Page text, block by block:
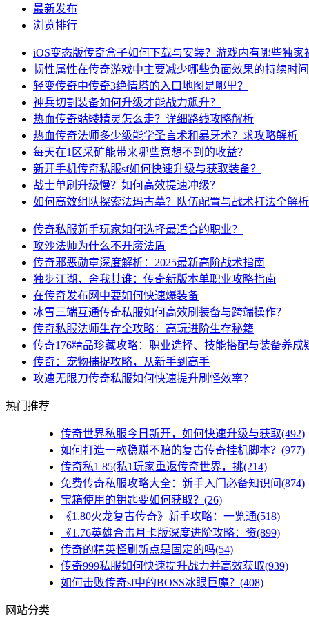
最新发布
浏览排行
iOS变态版传奇盒子如何下载与安装？游戏内有哪些独家
韧性属性在传奇游戏中主要减少哪些负面效果的持续时间
轻变传奇中传奇3绝情塔的入口地图是哪里？
神兵切割装备如何升级才能战力飙升？
热血传奇骷髅精灵怎么走？详细路线攻略解析
热血传奇法师多少级能学圣言术和暴牙术？求攻略解析
每天在1区采矿能带来哪些意想不到的收益？
新开手机传奇私服sf如何快速升级与获取装备？
战士单刷升级慢？如何高效提速冲级？
如何高效组队探索法玛古墓？队伍配置与战术打法全解析
传奇私服新手玩家如何选择最适合的职业？
攻沙法师为什么不开魔法盾
传奇邪恶勋章深度解析：2025最新高阶战术指南
独步江湖，舍我其谁：传奇新版本单职业攻略指南
在传奇发布网中要如何快速爆装备
冰雪三端互通传奇私服如何高效刷装备与跨端操作？
传奇私服法师生存全攻略：高玩进阶生存秘籍
传奇176精品珍藏攻略：职业选择、技能搭配与装备养成
传奇：宠物捕捉攻略，从新手到高手
攻速无限刀传奇私服如何快速提升刷怪效率？
热门推荐
传奇世界私服今日新开，如何快速升级与获取(492)
如何打造一款稳赚不赔的复古传奇挂机脚本？(977)
传奇私1 85(私1玩家重返传奇世界，挑(214)
免费传奇私服攻略大全：新手入门必备知识问(874)
宝箱使用的钥匙要如何获取？(26)
《1.80火龙复古传奇》新手攻略：一览通(518)
《1.76英雄合击月卡版深度进阶攻略：资(899)
传奇的精英怪刷新点是固定的吗(54)
传奇999私服如何快速提升战力并高效获取(939)
如何击败传奇sf中的BOSS冰眼巨魔？(408)
网站分类